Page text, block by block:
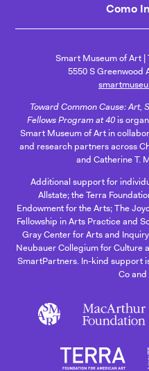
Como
Smart Museum of Art
5550 S Greenwood
Toward Common Cause: Art,
Fellows Program at 40is
Smart Museum of Art in
and research partners across
and Catherine T.
Additional support for
Allstate; the Terra
Endowment for the Arts; The
Fellowship in Arts Practice and
Gray Center for Arts and
Neubauer Collegium for Culture
SmartPartners. In-kind support
Co